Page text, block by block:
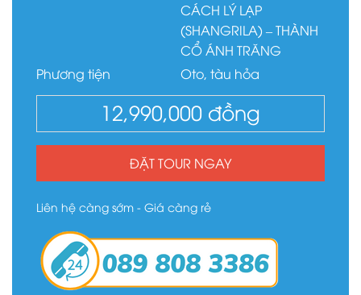
CÁCH LÝ LẠP
(SHANGRILA) – THÀNH
CỔ ÁNH TRĂNG
Phương tiện
Oto, tàu hỏa
12,990,000 đồng
ĐẶT TOUR NGAY
Liên hệ càng sớm - Giá càng rẻ